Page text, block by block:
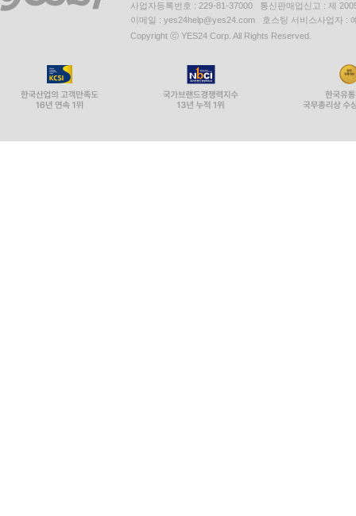
사업자등록번호 : 229-81-37000 통신판매업신고 : 제
이메일 : yes24help@yes24.com 호스팅 서비스사업자 :
Copyright ⓒ YES24 Corp. All Rights Reserved.